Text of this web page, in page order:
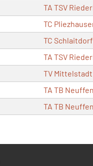
TA TSV
TC
TC Schlaitdorf
TA TSV
TV Mittelstadt
TA TB
TA TB